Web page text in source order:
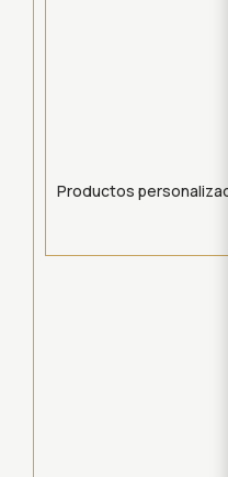
Productos